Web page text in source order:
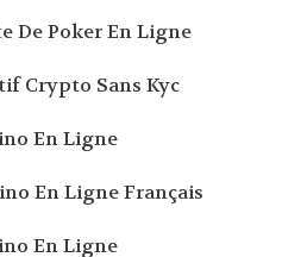
De Poker En Ligne
Crypto Sans Kyc
En Ligne
En Ligne Français
En Ligne